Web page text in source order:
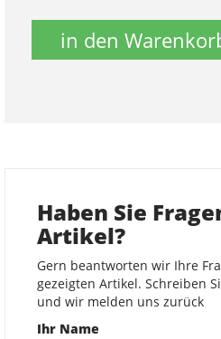
in den
Haben Sie
Artikel?
Gern beantworten wir Ihre
gezeigten Artikel. Schreiben
und wir melden uns zurück
Ihr Name